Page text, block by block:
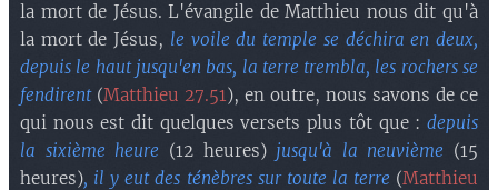
la mort de Jésus. L'évangile de Matthieu nous dit qu'à
la mort de Jésus, le voile du temple se déchira en deux,
depuis le haut jusqu'en bas, la terre trembla, les rochers se
fendirent(Matthieu 27.51), en outre, nous savons de ce
qui nous est dit quelques versets plus tôt que : depuis
la sixième heure (12 heures) jusqu'à la neuvième (15
heures), il y eut des ténèbres sur toute la terre (Matthieu